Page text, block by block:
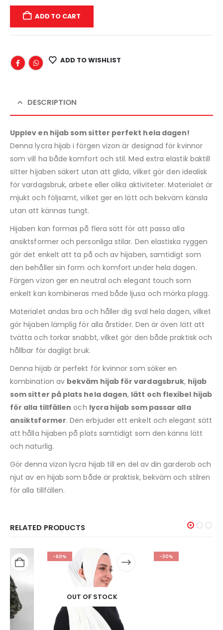
ADD TO CART
ADD TO WISHLIST
DESCRIPTION
Upplev en hijab som sitter perfekt hela dagen!
Denna lycra hijab i färgen vizon är designad för kvinnor
som vill ha både komfort och stil. Med extra elastik baktill
sitter hijaben säkert utan att glida, vilket gör den idealisk
för vardagsbruk, arbete eller olika aktiviteter. Materialet är
mjukt och följsamt, vilket ger en lätt och bekväm känsla
utan att kännas tungt.
Hijaben kan formas på flera sätt för att passa alla
ansiktsformer och personliga stilar. Den elastiska ryggen
gör det enkelt att ta på och av hijaben, samtidigt som
den behåller sin form och komfort under hela dagen.
Färgen vizon ger en neutral och elegant touch som
enkelt kan kombineras med både ljusa och mörka plagg.
Materialet andas bra och håller dig sval hela dagen, vilket
gör hijaben lämplig för alla årstider. Den är även lätt att
tvätta och torkar snabbt, vilket gör den både praktisk och
hållbar för dagligt bruk.
Denna hijab är perfekt för kvinnor som söker en
kombination av bekväm hijab för vardagsbruk, hijab
som sitter på plats hela dagen, lätt och flexibel hijab
för alla tillfällen och lycra hijab som passar alla
ansiktsformer. Den erbjuder ett enkelt och elegant sätt
att hålla hijaben på plats samtidigt som den känns lätt
och naturlig.
Gör denna vizon lycra hijab till en del av din garderob och
njut av en hijab som både är praktisk, bekväm och stilren
för alla tillfällen.
RELATED PRODUCTS
-60%
OUT OF STOCK